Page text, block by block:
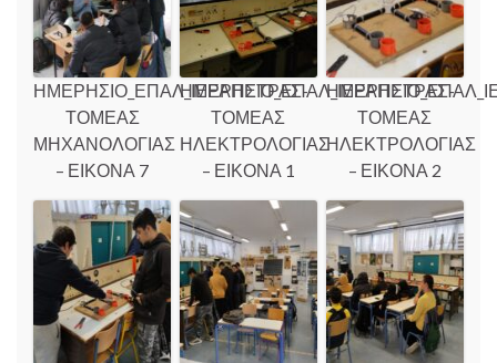
ΗΜΕΡΗΣΙΟ_ΕΠΑΛ_ΙΕΡΑΠΕΤΡΑΣ-
ΤΟΜΕΑΣ
ΜΗΧΑΝΟΛΟΓΙΑΣ
– ΕΙΚΟΝΑ 7
ΗΜΕΡΗΣΙΟ_ΕΠΑΛ_ΙΕΡΑΠΕΤΡΑΣ-
ΤΟΜΕΑΣ
ΗΛΕΚΤΡΟΛΟΓΙΑΣ
– ΕΙΚΟΝΑ 1
ΤΟΜΕΑΣ
ΗΛΕΚΤΡΟΛΟΓΙΑΣ
– ΕΙΚΟΝΑ 2